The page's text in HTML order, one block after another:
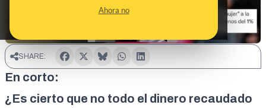
Ahora no
SHARE:
En corto:
¿Es cierto que no todo el dinero recaudado